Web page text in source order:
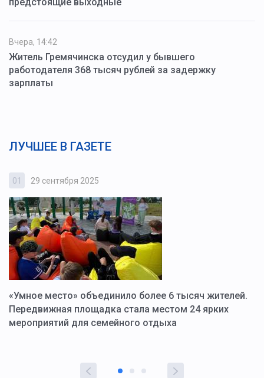
предстоящие выходные
Вчера, 14:42
Житель Гремячинска отсудил у бывшего
работодателя 368 тысяч рублей за задержку
зарплаты
ЛУЧШЕЕ В ГАЗЕТЕ
01 29 сентября 2025
«Умное место» объединило более 6 тысяч жителей.
Передвижная площадка стала местом 24 ярких
мероприятий для семейного отдыха